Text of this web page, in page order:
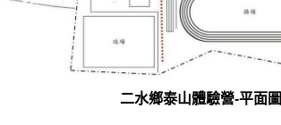
二水鄉泰山體驗營-平面圖